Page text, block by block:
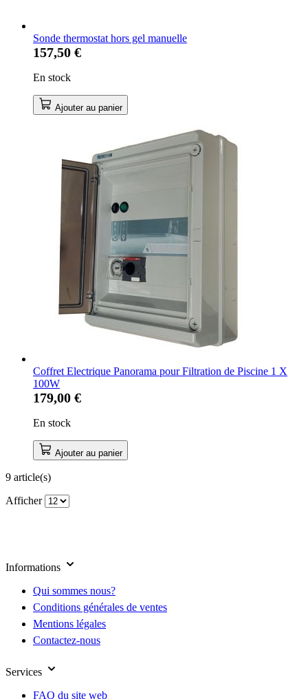
Sonde thermostat hors gel manuelle
157,50 €
En stock
Ajouter au panier
Coffret Electrique Panorama pour Filtration de Piscine 1 X
100W
179,00 €
En stock
Ajouter au panier
9 article(s)
Afficher
Informations
Qui sommes nous?
Conditions générales de ventes
Mentions légales
Contactez-nous
Services
FAQ du site web